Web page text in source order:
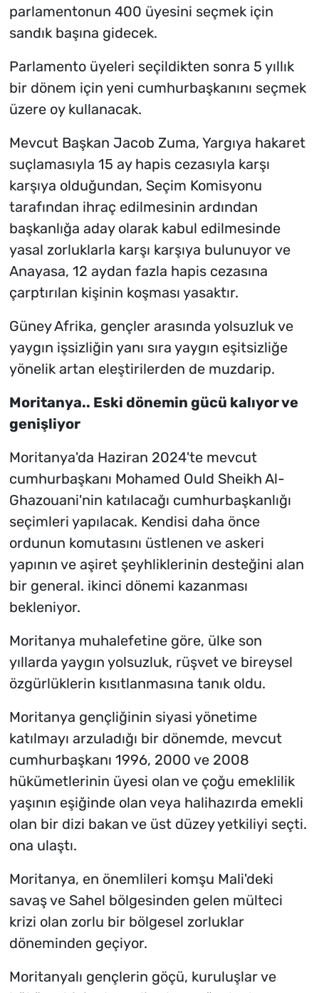
parlamentonun 400 üyesini seçmek için
sandık başına gidecek.
Parlamento üyeleri seçildikten sonra 5 yıllık
bir dönem için yeni cumhurbaşkanını seçmek
üzere oy kullanacak.
Mevcut Başkan Jacob Zuma, Yargıya hakaret
suçlamasıyla 15 ay hapis cezasıyla karşı
karşıya olduğundan, Seçim Komisyonu
tarafından ihraç edilmesinin ardından
başkanlığa aday olarak kabul edilmesinde
yasal zorluklarla karşı karşıya bulunuyor ve
Anayasa, 12 aydan fazla hapis cezasına
çarptırılan kişinin koşması yasaktır.
Güney Afrika, gençler arasında yolsuzluk ve
yaygın işsizliğin yanı sıra yaygın eşitsizliğe
yönelik artan eleştirilerden de muzdarip.
Moritanya.. Eski dönemin gücü kalıyor ve
genişliyor
Moritanya'da Haziran 2024'te mevcut
cumhurbaşkanı Mohamed Ould Sheikh Al-
Ghazouani'nin katılacağı cumhurbaşkanlığı
seçimleri yapılacak. Kendisi daha önce
ordunun komutasını üstlenen ve askeri
yapının ve aşiret şeyhliklerinin desteğini alan
bir general. ikinci dönemi kazanması
bekleniyor.
Moritanya muhalefetine göre, ülke son
yıllarda yaygın yolsuzluk, rüşvet ve bireysel
özgürlüklerin kısıtlanmasına tanık oldu.
Moritanya gençliğinin siyasi yönetime
katılmayı arzuladığı bir dönemde, mevcut
cumhurbaşkanı 1996, 2000 ve 2008
hükümetlerinin üyesi olan ve çoğu emeklilik
yaşının eşiğinde olan veya halihazırda emekli
olan bir dizi bakan ve üst düzey yetkiliyi seçti.
ona ulaştı.
Moritanya, en önemlileri komşu Mali'deki
savaş ve Sahel bölgesinden gelen mülteci
krizi olan zorlu bir bölgesel zorluklar
döneminden geçiyor.
Moritanyalı gençlerin göçü, kuruluşlar ve